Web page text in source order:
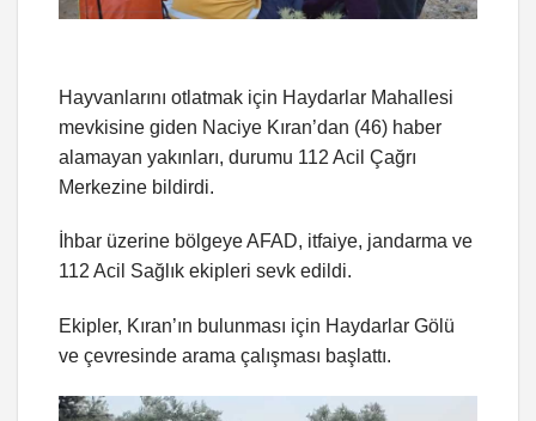
Hayvanlarını otlatmak için Haydarlar Mahallesi
mevkisine giden Naciye Kıran’dan (46) haber
alamayan yakınları, durumu 112 Acil Çağrı
Merkezine bildirdi.
İhbar üzerine bölgeye AFAD, itfaiye, jandarma ve
112 Acil Sağlık ekipleri sevk edildi.
Ekipler, Kıran’ın bulunması için Haydarlar Gölü
ve çevresinde arama çalışması başlattı.